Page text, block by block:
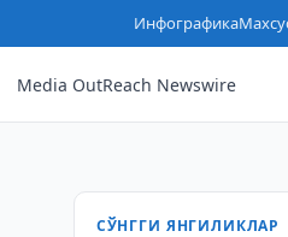
Инфографика
Media OutReach Newswire
СЎНГГИ ЯНГИЛИКЛАР